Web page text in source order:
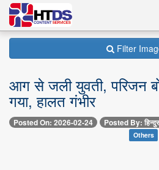
Filter
आग से जली युवती, परिजन
गया, हालत गंभीर
Posted On: 2026-02-24 Posted By:
Others